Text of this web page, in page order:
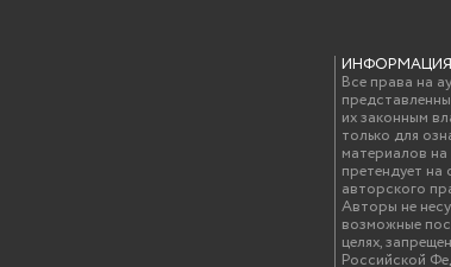
Все права на
их законным
только для
материалов
претендует на
авторского
Авторы не
возможные
целях,
Российской